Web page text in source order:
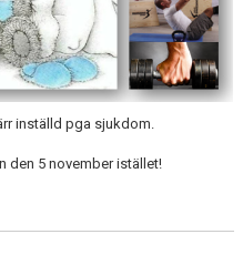
inställd pga sjukdom.
den 5 november istället!